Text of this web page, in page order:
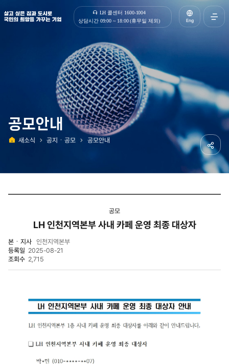
살고 싶은 집과 도시로 국민의 희망을 가꾸는 기업 | 한국토지주택공사
LH 콜센터 1600-1004
상담시간 09:00 ~ 18:00 (휴무일 제외)
Eng
열기
공모안내
새소식 공지ㆍ공모 공모안내
공유
공모
LH 인천지역본부 사내 카페 운영 최종 대상자
본ㆍ지사 인천지역본부
등록일 2025-08-21
조회수 2,715